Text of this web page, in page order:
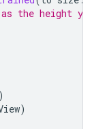
the height
)